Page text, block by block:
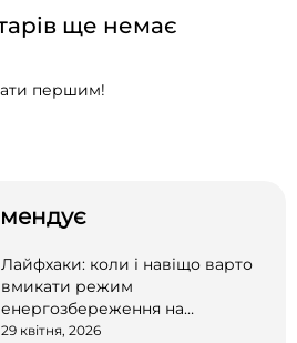
ще немає
першим!
Лайфхаки: коли і навіщо варто
вмикати режим
енергозбереження на
смартфоні
29 квітня, 2026